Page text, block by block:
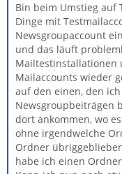
Bin beim Umstieg
Dinge mit
Newsgroupaccount
und das läuft
Mailtestinstallationen
Mailaccounts wieder
auf den einen, den
Newsgroupbeiträgen
dort ankommen, wo
ohne irgendwelche
Ordner
habe ich einen